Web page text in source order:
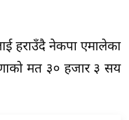
हराउँदै नेकपा एमालेका
मत ३० हजार ३ सय